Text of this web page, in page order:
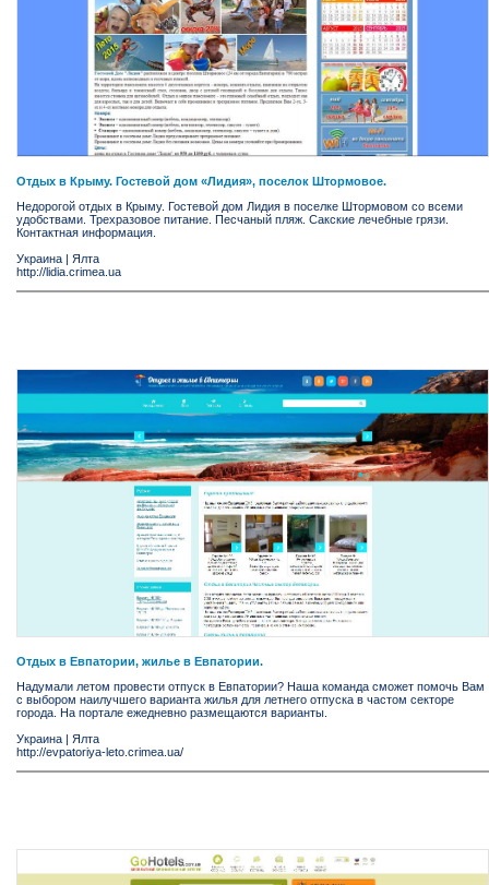
Отдых в Крыму. Гостевой дом «Лидия», поселок Штормовое.
Недорогой отдых в Крыму. Гостевой дом Лидия в поселке Штормовом со всеми
удобствами. Трехразовое питание. Песчаный пляж. Сакские лечебные грязи.
Контактная информация.
Украина | Ялта
http://lidia.crimea.ua
Отдых в Евпатории, жилье в Евпатории.
Надумали летом провести отпуск в Евпатории? Наша команда сможет помочь Вам
с выбором наилучшего варианта жилья для летнего отпуска в частом секторе
города. На портале ежедневно размещаются варианты.
Украина
Ялта
http://evpatoriya-leto.crimea.ua/